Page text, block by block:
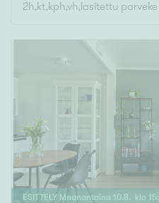
2h,kt,kph,vh,lasitettu parveke
ESITTELY Maanantaina 10. 8 . klo 15: